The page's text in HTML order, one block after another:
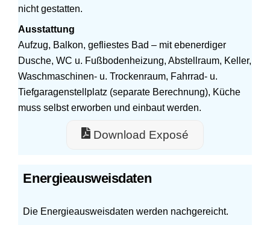
nicht gestatten.
Ausstattung
Aufzug, Balkon, gefliestes Bad – mit ebenerdiger
Dusche, WC u. Fußbodenheizung, Abstellraum, Keller,
Waschmaschinen- u. Trockenraum, Fahrrad- u.
Tiefgaragenstellplatz (separate Berechnung), Küche
muss selbst erworben und einbaut werden.
Download Exposé
Energieausweisdaten
Die Energieausweisdaten werden nachgereicht.